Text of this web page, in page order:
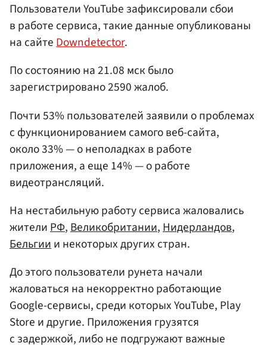
Пользователи YouTube зафиксировали сбои
в работе сервиса, такие данные опубликованы
на сайтеDowndetector.
По состоянию на 21.08 мск было
зарегистрировано 2590 жалоб.
Почти 53% пользователей заявили о проблемах
с функционированием самого веб-сайта,
около 33% — о неполадках в работе
приложения, а еще 14% — о работе
видеотрансляций.
На нестабильную работу сервиса жаловались
жителиРФ,Великобритании,Нидерландов,
Бельгиии некоторых других стран.
До этого пользователи рунета начали
жаловаться на некорректно работающие
Google-сервисы, среди которых YouTube, Play
Store и другие. Приложения грузятся
с задержкой, либо не подгружают важные